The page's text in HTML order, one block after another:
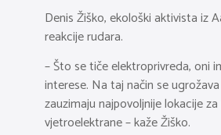
Denis Žiško, ekološki aktivista iz
reakcije rudara.
– Što se tiče elektroprivreda, oni
interese. Na taj način se
zauzimaju najpovoljnije lokacije
vjetroelektrane – kaže Žiško.